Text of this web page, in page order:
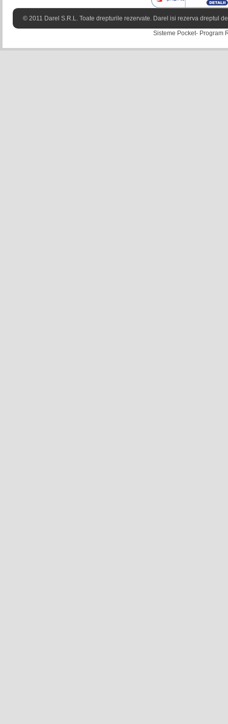
© 2011 Darel S.R.L. Toate drepturile rezervate. Darel isi rezerva dreptul
Sisteme Pocket- Program